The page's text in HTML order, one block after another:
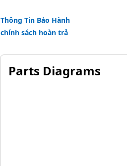
Thông Tin Bảo Hành
chính sách hoàn trả
Parts Diagrams